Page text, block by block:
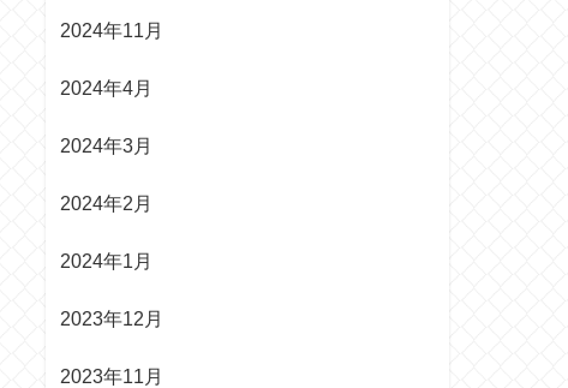
2024年11月
2024年4月
2024年3月
2024年2月
2024年1月
2023年12月
2023年11月